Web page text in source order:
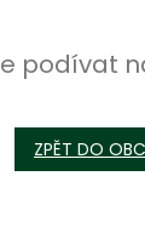
podívat
ZPĚT DO